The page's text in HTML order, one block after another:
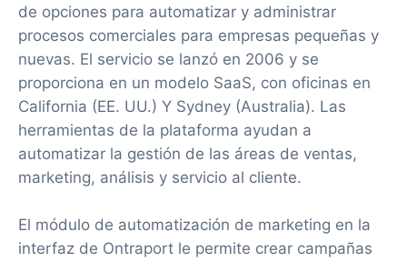
de opciones para automatizar y administrar
procesos comerciales para empresas pequeñas y
nuevas. El servicio se lanzó en 2006 y se
proporciona en un modelo SaaS, con oficinas en
California (EE. UU.) Y Sydney (Australia). Las
herramientas de la plataforma ayudan a
automatizar la gestión de las áreas de ventas,
marketing, análisis y servicio al cliente.
El módulo de automatización de marketing en la
interfaz de Ontraport le permite crear campañas